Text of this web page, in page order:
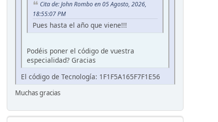
Cita de: John Rombo en 05 Agosto, 2026,
18:55:07 PM
Pues hasta el año que viene!!!
Podéis poner el código de vuestra
especialidad? Gracias
El código de Tecnología: 1F1F5A165F7F1E56
Muchas gracias